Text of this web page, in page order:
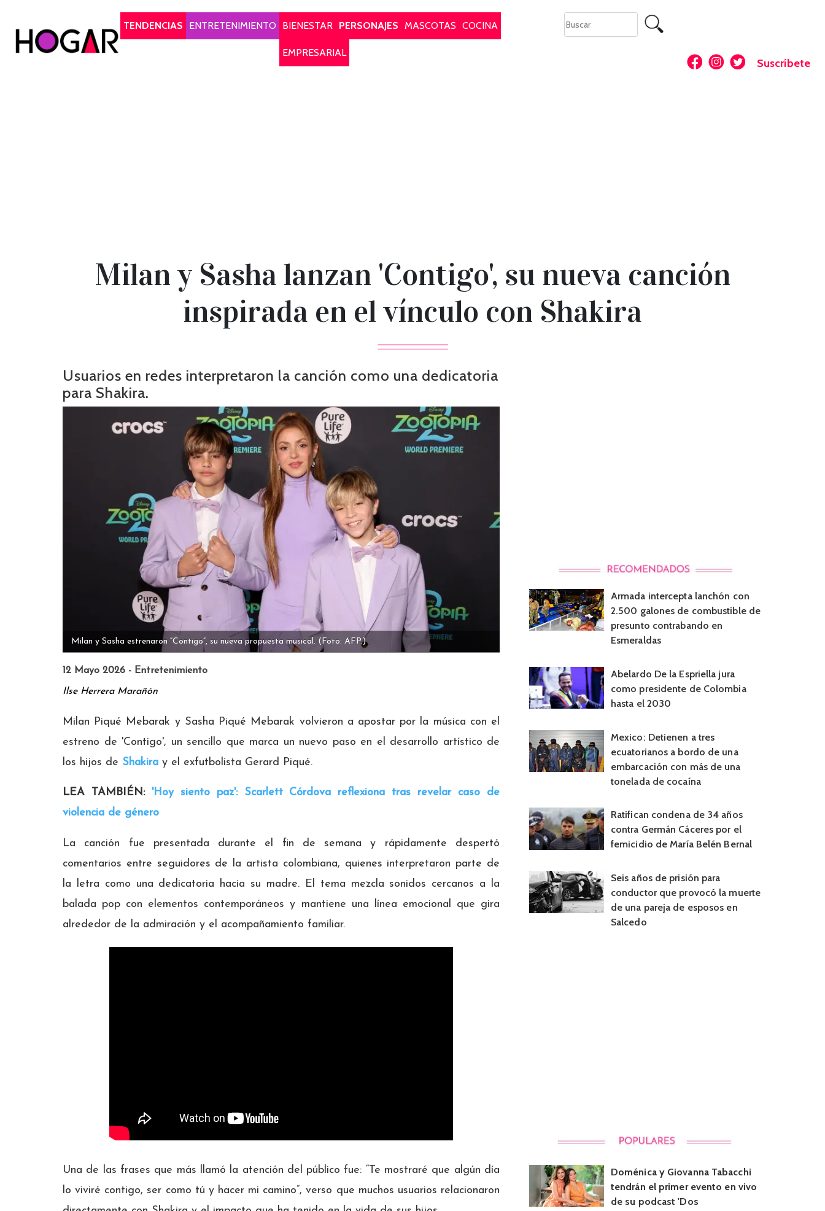
TENDENCIAS
ENTRETENIMIENTO BIENESTAR PERSONAJES MASCOTAS COCINA
EMPRESARIAL
Suscríbete
Milan y Sasha lanzan 'Contigo', su nueva canción
inspirada en el vínculo con Shakira
Usuarios en redes interpretaron la canción como una dedicatoria
para Shakira.
Milan y Sasha estrenaron “Contigo”, su nueva propuesta musical. (Foto: AFP.)
12 Mayo 2026 - Entretenimiento
Ilse Herrera Marañón
Milan Piqué Mebarak y Sasha Piqué Mebarak volvieron a apostar por la música con el
estreno de 'Contigo', un sencillo que marca un nuevo paso en el desarrollo artístico de
los hijos de Shakira y el exfutbolista Gerard Piqué.
LEA TAMBIÉN: 'Hoy siento paz': Scarlett Córdova reflexiona tras revelar caso de
violencia de género
La canción fue presentada durante el fin de semana y rápidamente despertó
comentarios entre seguidores de la artista colombiana, quienes interpretaron parte de
la letra como una dedicatoria hacia su madre. El tema mezcla sonidos cercanos a la
balada pop con elementos contemporáneos y mantiene una línea emocional que gira
alrededor de la admiración y el acompañamiento familiar.
Una de las frases que más llamó la atención del público fue: “Te mostraré que algún día
lo viviré contigo, ser como tú y hacer mi camino”, verso que muchos usuarios relacionaron
Armada intercepta lanchón con
2.500 galones de combustible de
presunto contrabando en
Esmeraldas
Abelardo De la Espriella jura
como presidente de Colombia
hasta el 2030
Mexico: Detienen a tres
ecuatorianos a bordo de una
embarcación con más de una
tonelada de cocaína
Ratifican condena de 34 años
contra Germán Cáceres por el
femicidio de María Belén Bernal
Seis años de prisión para
conductor que provocó la muerte
de una pareja de esposos en
Salcedo
Doménica y Giovanna Tabacchi
tendrán el primer evento en vivo
de su podcast 'Dos